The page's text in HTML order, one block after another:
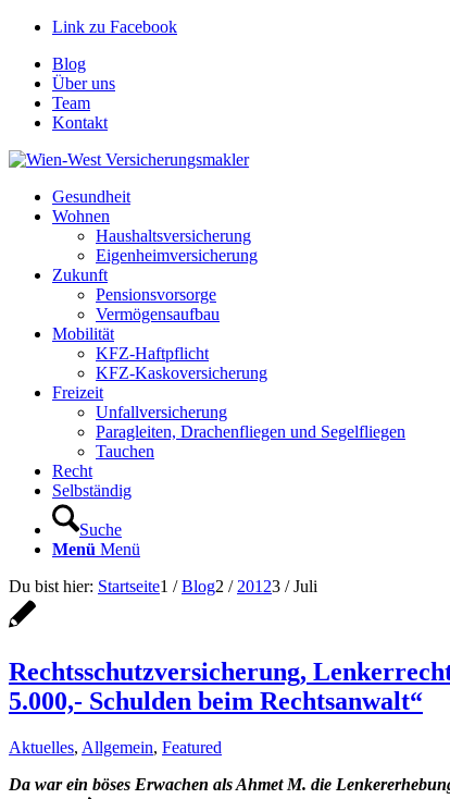
Link zu Facebook
Blog
Über uns
Team
Kontakt
Gesundheit
Wohnen
Haushaltsversicherung
Eigenheimversicherung
Zukunft
Pensionsvorsorge
Vermögensaufbau
Mobilität
KFZ-Haftpflicht
KFZ-Kaskoversicherung
Freizeit
Unfallversicherung
Paragleiten, Drachenfliegen und Segelfliegen
Tauchen
Recht
Selbständig
Suche
Menü Menü
Du bist hier: Startseite1 / Blog2 / 20123 / Juli
Rechtsschutzversicherung,
5.000,- Schulden beim Rechtsanwalt“
Aktuelles, Allgemein, Featured
Da war ein böses Erwachen als Ahmet M. die